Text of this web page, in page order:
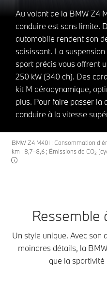
Au volant de la BMW Z4
conduire est sans limite.
automobile rendent son
saisissant. La
sport précis vous offrent
250 kW (340 ch). Des
kit M aérodynamique,
plus. Pour faire passer la
conduire à la vitesse
BMW Z4 M40i : Consommation
km : 8,7–8,6 ; Émissions de CO₂
Ressemble
Un style unique. Avec son
moindres détails, la
que la sportivité